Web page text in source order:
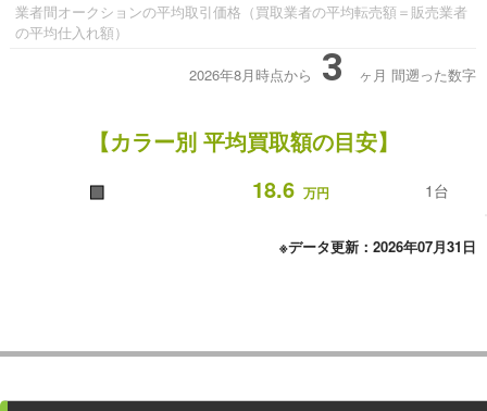
業者間オークションの平均取引価格（買取業者の平均転売額＝販売業者
の平均仕入れ額）
2026年8月時点から 3 ヶ月 間遡った数字
【カラー別 平均買取額の目安】
■ 18.6 万円 1台
※データ更新：2026年07月31日